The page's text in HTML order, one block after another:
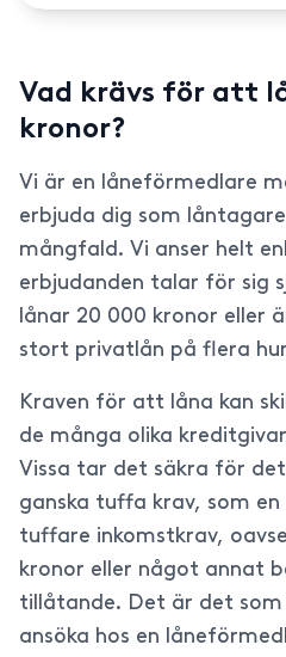
Vad krävs för att
kronor?
Vi är en låneförmedlare
erbjuda dig som
mångfald. Vi anser helt
erbjudanden talar för sig
lånar 20 000 kronor eller
stort privatlån på flera
Kraven för att låna kan
de många olika
Vissa tar det säkra för
ganska tuffa krav, som
tuffare inkomstkrav,
kronor eller något annat
tillåtande. Det är det
ansöka hos en